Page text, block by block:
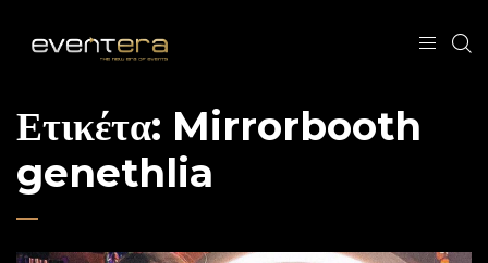
Ετικέτα: Mirrorbooth
genethlia